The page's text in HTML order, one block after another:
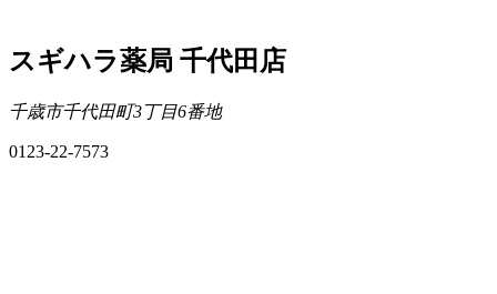
スギハラ薬局 千代田店
千歳市千代田町3丁目6番地
0123-22-7573